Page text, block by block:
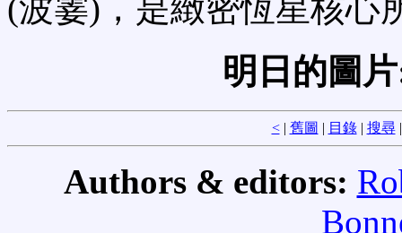
(波霎)，是緻密恆星核心
明日的圖
<| 舊圖 | 目錄| 搜尋
Authors & editors: